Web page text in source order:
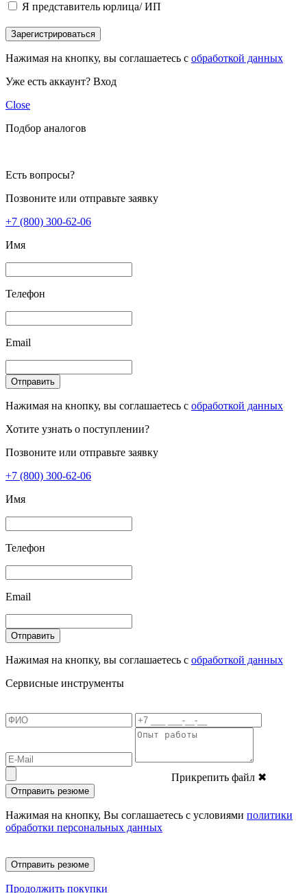
Я представитель юрлица/ ИП
Зарегистрироваться
Нажимая на кнопку, вы соглашаетесь с обработкой данных
Уже есть аккаунт? Вход
Close
Подбор аналогов
Есть вопросы?
Позвоните или отправьте заявку
+7 (800) 300-62-06
Имя
Телефон
Email
Отправить
Нажимая на кнопку, вы соглашаетесь с обработкой данных
Хотите узнать о поступлении?
Позвоните или отправьте заявку
+7 (800) 300-62-06
Имя
Телефон
Email
Отправить
Нажимая на кнопку, вы соглашаетесь с обработкой данных
Сервисные инструменты
Прикрепить файл ✖
Отправить резюме
Нажимая на кнопку, Вы соглашаетесь с условиями политики
обработки персональных данных
Отправить резюме
Продолжить покупки